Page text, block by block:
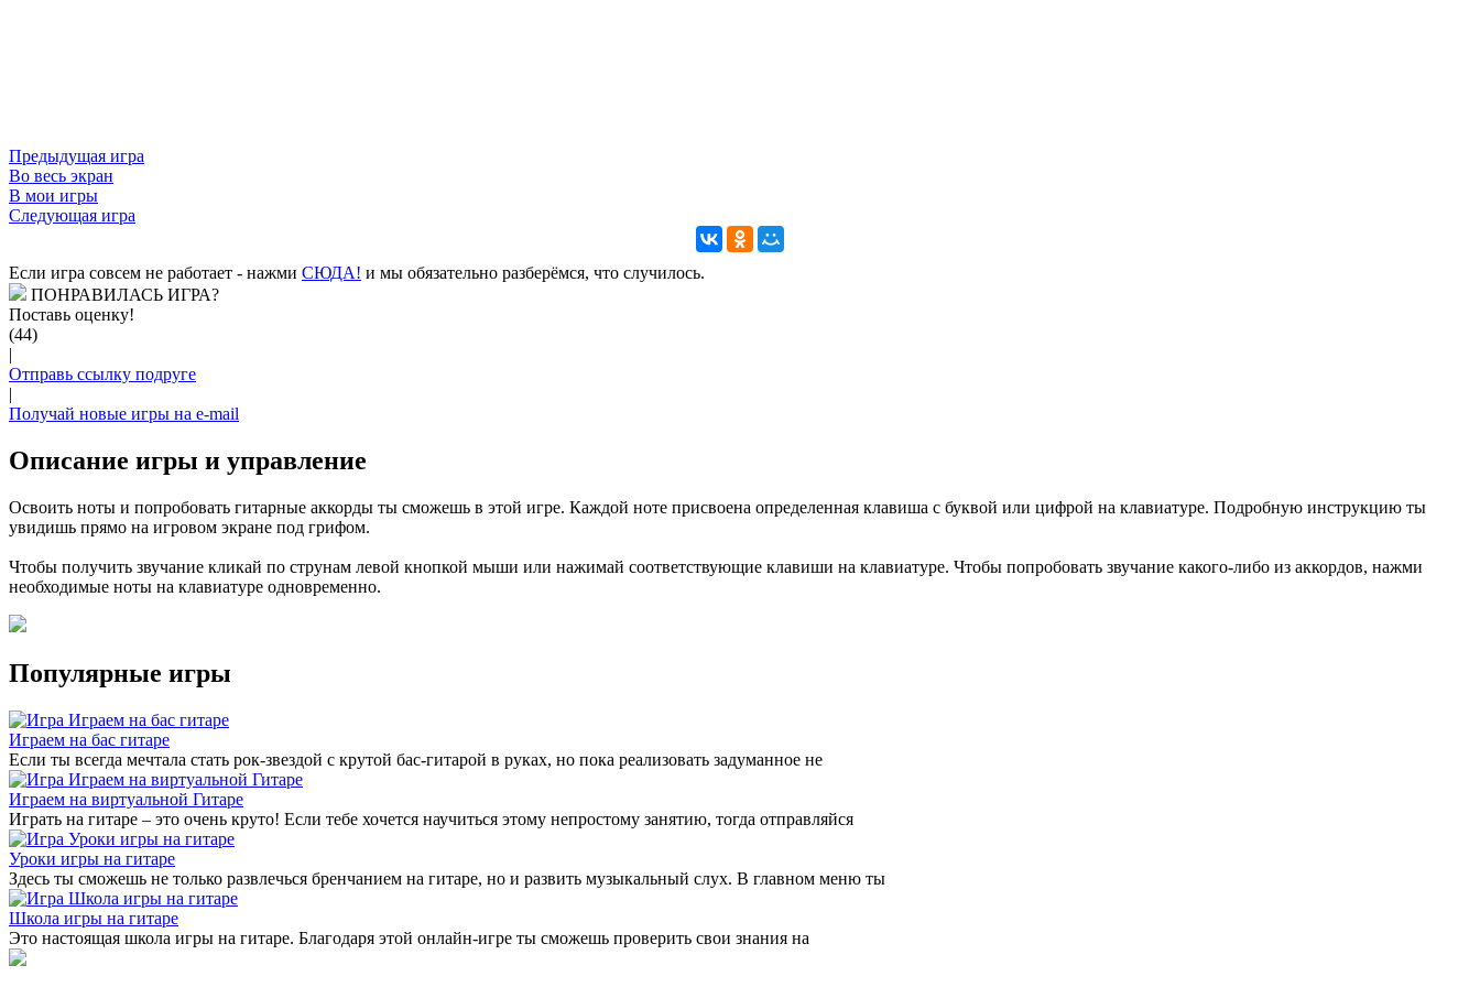
Предыдущая игра
Во весь экран
В мои игры
Следующая игра
Если игра совсем не работает - нажми CЮДА! и мы обязательно разберёмся, что случилось.
ПОНРАВИЛАСЬ ИГРА?
Поставь оценку!
(44)
|
Отправь ссылку подруге
|
Получай новые игры на e-mail
Описание игры и управление
Освоить ноты и попробовать гитарные аккорды ты сможешь в этой игре. Каждой ноте присвоена определенная клавиша с буквой или цифрой на клавиатуре. Подробную инструкцию ты
увидишь прямо на игровом экране под грифом.
Чтобы получить звучание кликай по струнам левой кнопкой мыши или нажимай соответствующие клавиши на клавиатуре. Чтобы попробовать звучание какого-либо из аккордов, нажми
необходимые ноты на клавиатуре одновременно.
Популярные игры
Играем на бас гитаре
Если ты всегда мечтала стать рок-звездой с крутой бас-гитарой в руках, но пока реализовать задуманное не
Играем на виртуальной Гитаре
Играть на гитаре – это очень круто! Если тебе хочется научиться этому непростому занятию, тогда отправляйся
Уроки игры на гитаре
Здесь ты сможешь не только развлечься бренчанием на гитаре, но и развить музыкальный слух. В главном меню ты
Школа игры на гитаре
Это настоящая школа игры на гитаре. Благодаря этой онлайн-игре ты сможешь проверить свои знания на